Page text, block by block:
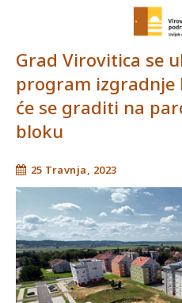
Grad Virovitica se
program izgradnje
će se graditi na
bloku
25 Travnja, 2023